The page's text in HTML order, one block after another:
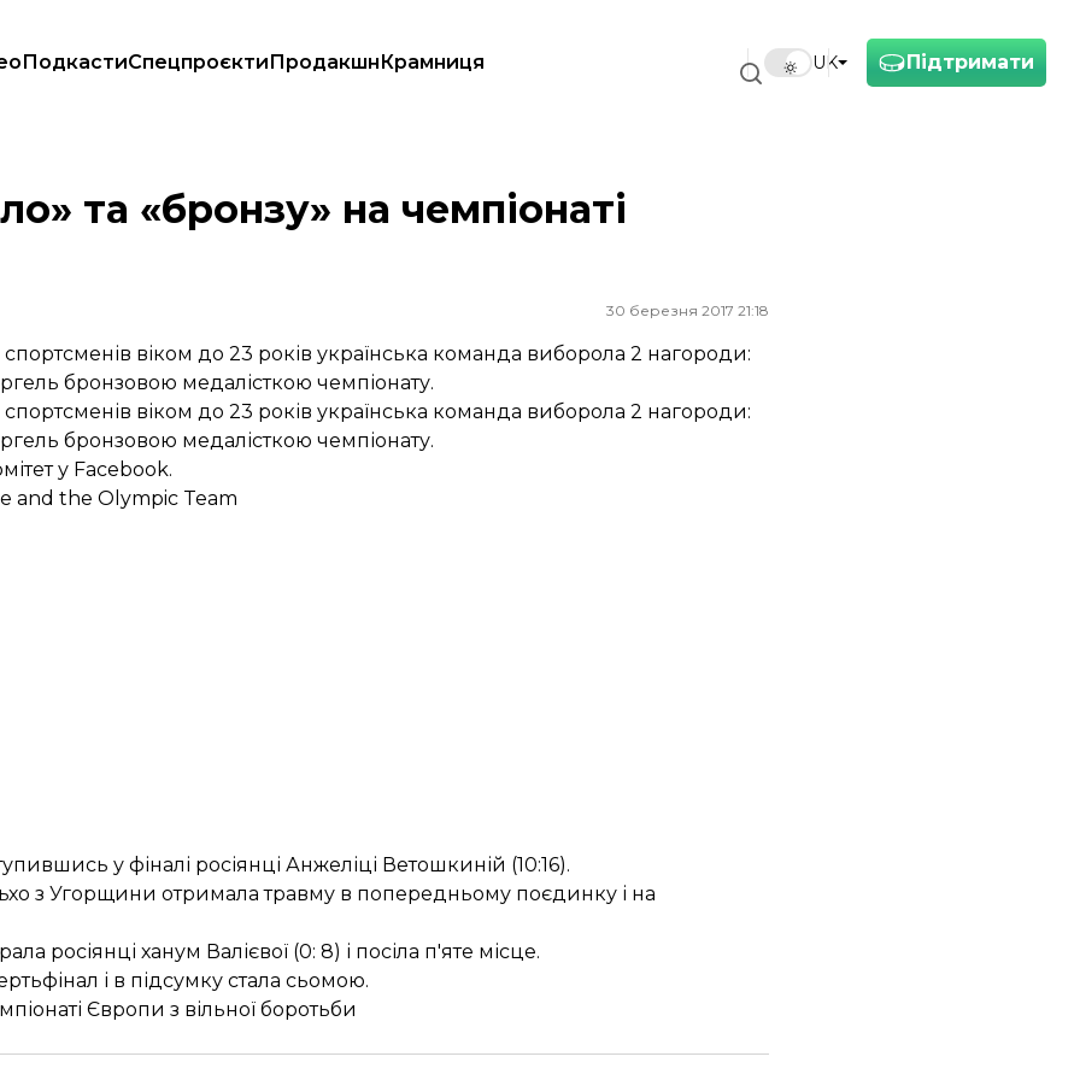
Підтримати
UK
ПодкастиСпецпроєктиПродакшнКрамниця
та «бронзу» на чемпіонаті
30 березня 2017 21:18
віком до 23 років українська команда виборола 2 нагороди:
бронзовою медалісткою чемпіонату.
віком до 23 років українська команда виборола 2 нагороди:
бронзовою медалісткою чемпіонату.
у Facebook.
and the Olympic Team
у фіналі росіянці Анжеліці Ветошкиній (10:16).
з Угорщини отримала травму в попередньому поєдинку і на
росіянці ханум Валієвої (0: 8) і посіла п'яте місце.
і в підсумку стала сьомою.
Європи з вільної боротьби